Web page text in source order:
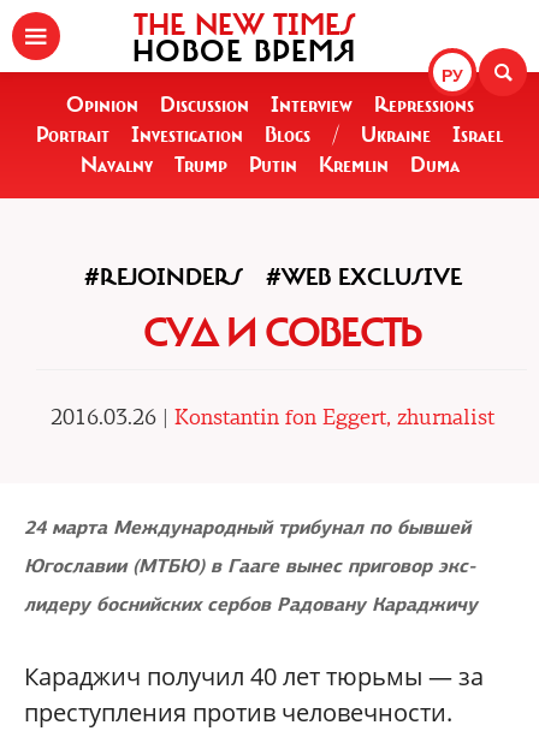
РУ
THE NEW TIMES
НОВОЕ ВРЕМЯ
Opinion Discussion Interview
Repressions
Portrait
Investigation Blogs / Ukraine
Israel
Navalny
Trump Putin Kremlin Duma
#REJOINDERS #WEB EXCLUSIVE
СУД И СОВЕСТЬ
2016.03.26 | Konstantin fon Eggert, zhurnalist
24 марта Международный трибунал по бывшей
Югославии (МТБЮ) в Гааге вынес приговор экс-
лидеру боснийских сербов Радовану Караджичу
Караджич получил 40 лет тюрьмы — за
преступления против человечности.